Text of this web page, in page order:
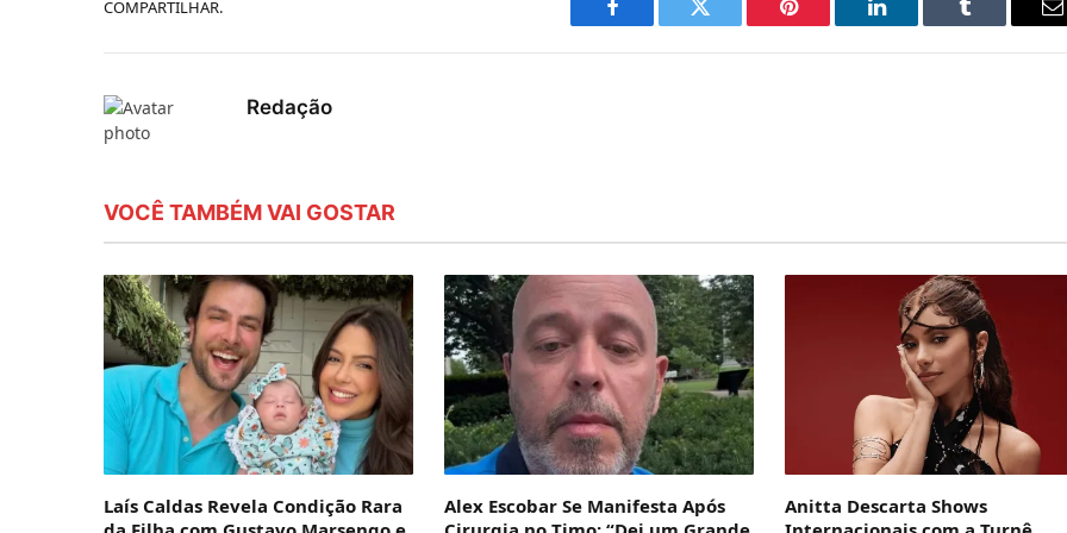
COMPARTILHAR.
Facebook Twitter Pinterest LinkedIn Tumblr
Redação
VOCÊ TAMBÉM VAI GOSTAR
Laís Caldas Revela Condição Rara
Alex Escobar Se Manifesta Após
Anitta Descarta Shows